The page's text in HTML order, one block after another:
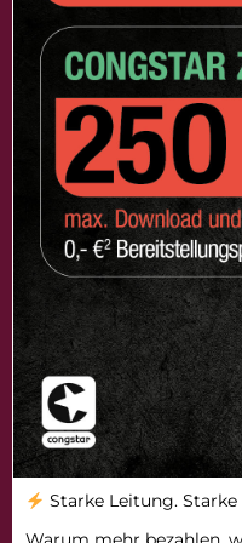
Starke Leitung. Starke